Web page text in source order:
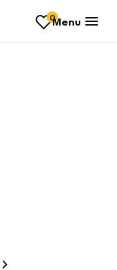
0Menu